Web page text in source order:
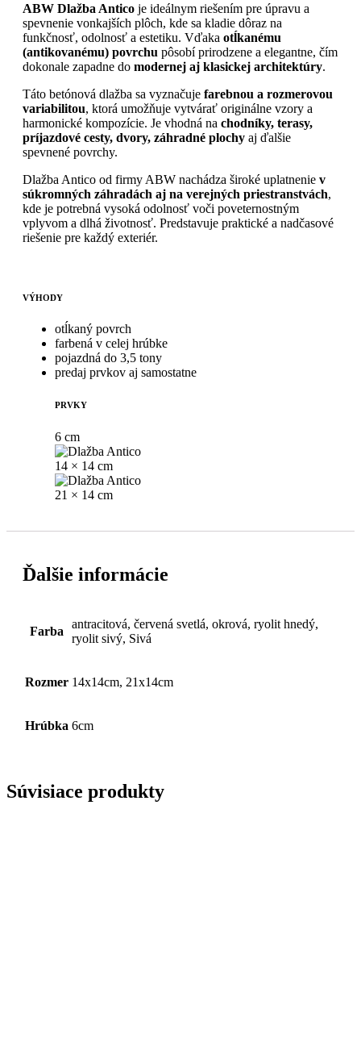
ABW Dlažba Antico je ideálnym riešením pre úpravu a
spevnenie vonkajších plôch, kde sa kladie dôraz na
funkčnosť, odolnosť a estetiku. Vďaka otĺkanému
(antikovanému) povrchu pôsobí prirodzene a elegantne, čím
dokonale zapadne do modernej aj klasickej architektúry.
Táto betónová dlažba sa vyznačuje farebnou a rozmerovou
variabilitou, ktorá umožňuje vytvárať originálne vzory a
harmonické kompozície. Je vhodná na chodníky, terasy,
príjazdové cesty, dvory, záhradné plochy aj ďalšie
spevnené povrchy.
Dlažba Antico od firmy ABW nachádza široké uplatnenie v
súkromných záhradách aj na verejných priestranstvách,
kde je potrebná vysoká odolnosť voči poveternostným
vplyvom a dlhá životnosť. Predstavuje praktické a nadčasové
riešenie pre každý exteriér.
VÝHODY
otĺkaný povrch
farbená v celej hrúbke
pojazdná do 3,5 tony
predaj prvkov aj samostatne
PRVKY
6 cm
14 × 14 cm
21 × 14 cm
Ďalšie informácie
Farba
antracitová, červená svetlá, okrová, ryolit hnedý,
ryolit sivý, Sivá
Rozmer 14x14cm, 21x14cm
Hrúbka 6cm
Súvisiace produkty